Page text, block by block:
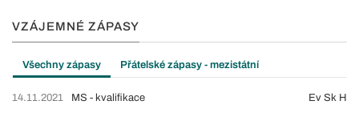
VZÁJEMNÉ ZÁPASY
Všechny zápasy Přátelské zápasy - mezistátní
14.11.2021 MS - kvalifikace Ev Sk H